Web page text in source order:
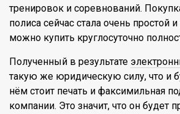
тренировок и соревнований.
полиса сейчас стала очень простой
можно купить круглосуточно
Полученный в результате
такую же юридическую силу, что и
нём стоит печать и факсимильная
компании. Это значит, что он будет